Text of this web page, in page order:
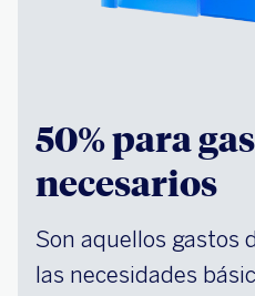
50% para
necesarios
Son aquellos gastos
las necesidades